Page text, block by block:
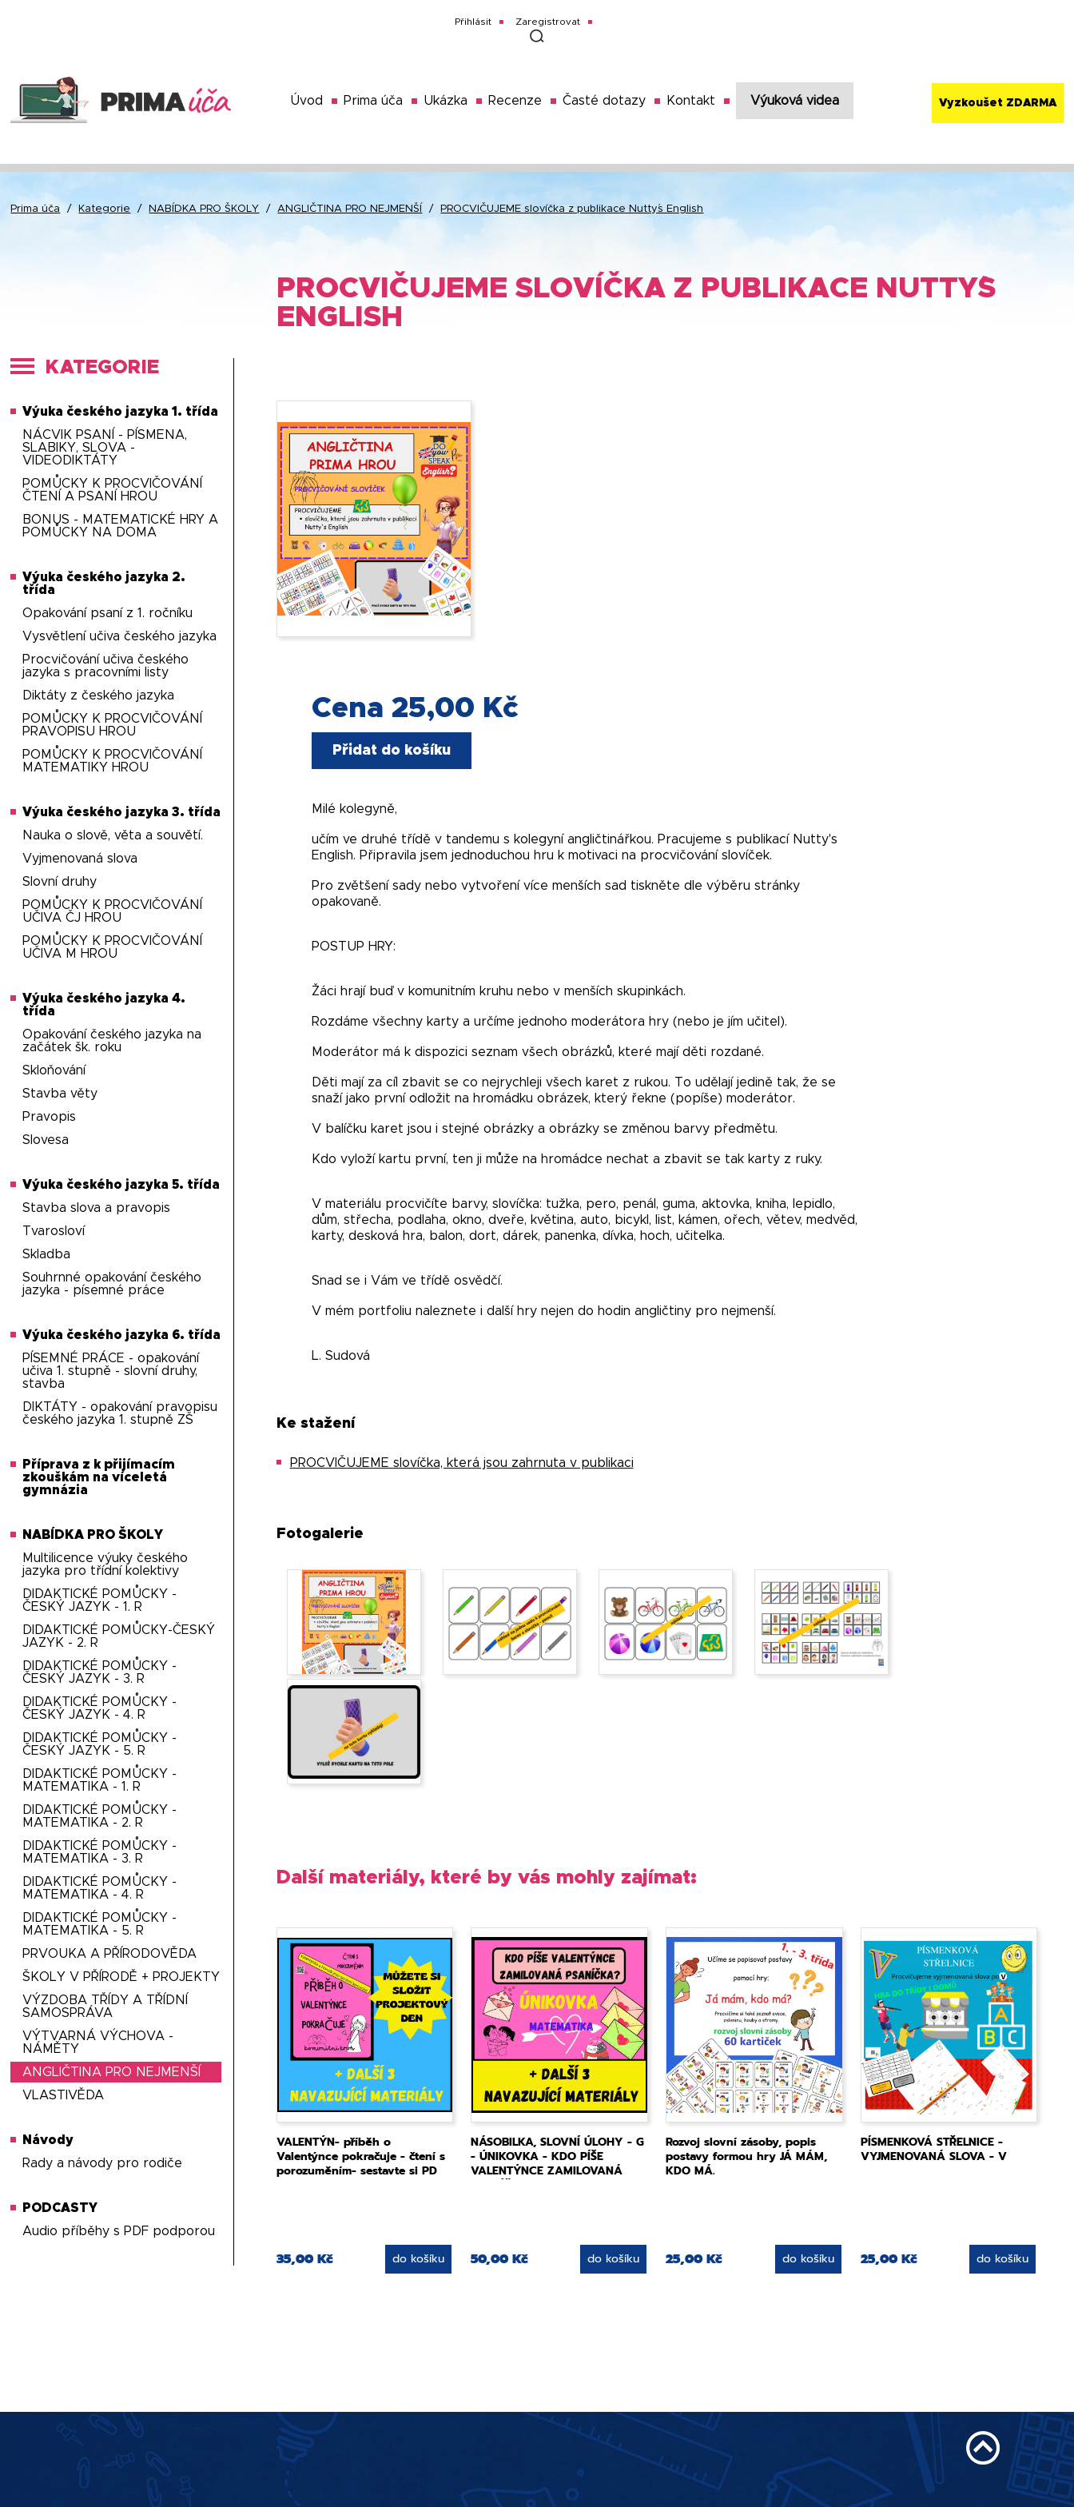
Přihlásit Zaregistrovat
Úvod Prima úča Ukázka Recenze Časté dotazy Kontakt Výuková videa Vyzkoušet ZDARMA
Prima úča / Kategorie / NABÍDKA PRO ŠKOLY / ANGLIČTINA PRO NEJMENŠÍ / PROCVIČUJEME slovíčka z publikace Nutty´s English
KATEGORIE
Výuka českého jazyka 1. třída
NÁCVIK PSANÍ - PÍSMENA,
SLABIKY, SLOVA -
VIDEODIKTÁTY
POMŮCKY K PROCVIČOVÁNÍ
ČTENÍ A PSANÍ HROU
BONUS - MATEMATICKÉ HRY A
POMŮCKY NA DOMA
Výuka českého jazyka 2.
třída
Opakování psaní z 1. ročníku
Vysvětlení učiva českého jazyka
Procvičování učiva českého
jazyka s pracovními listy
Diktáty z českého jazyka
POMŮCKY K PROCVIČOVÁNÍ
PRAVOPISU HROU
POMŮCKY K PROCVIČOVÁNÍ
MATEMATIKY HROU
Výuka českého jazyka 3. třída
Nauka o slově, věta a souvětí.
Vyjmenovaná slova
Slovní druhy
POMŮCKY K PROCVIČOVÁNÍ
UČIVA ČJ HROU
POMŮCKY K PROCVIČOVÁNÍ
UČIVA M HROU
Výuka českého jazyka 4.
třída
Opakování českého jazyka na
začátek šk. roku
Skloňování
Stavba věty
Pravopis
Slovesa
Výuka českého jazyka 5. třída
Stavba slova a pravopis
Tvarosloví
Skladba
Souhrnné opakování českého
jazyka - písemné práce
Výuka českého jazyka 6. třída
PÍSEMNÉ PRÁCE - opakování
učiva 1. stupně - slovní druhy,
stavba
DIKTÁTY - opakování pravopisu
českého jazyka 1. stupně ZŠ
Příprava z k přijímacím
zkouškám na víceletá
gymnázia
NABÍDKA PRO ŠKOLY
Multilicence výuky českého
jazyka pro třídní kolektivy
DIDAKTICKÉ POMŮCKY -
ČESKÝ JAZYK - 1. R
DIDAKTICKÉ POMŮCKY-ČESKÝ
JAZYK - 2. R
DIDAKTICKÉ POMŮCKY -
ČESKÝ JAZYK - 3. R
DIDAKTICKÉ POMŮCKY -
ČESKÝ JAZYK - 4. R
DIDAKTICKÉ POMŮCKY -
ČESKÝ JAZYK - 5. R
DIDAKTICKÉ POMŮCKY -
MATEMATIKA - 1. R
DIDAKTICKÉ POMŮCKY -
MATEMATIKA - 2. R
DIDAKTICKÉ POMŮCKY -
MATEMATIKA - 3. R
DIDAKTICKÉ POMŮCKY -
MATEMATIKA - 4. R
DIDAKTICKÉ POMŮCKY -
MATEMATIKA - 5. R
PRVOUKA A PŘÍRODOVĚDA
ŠKOLY V PŘÍRODĚ + PROJEKTY
VÝZDOBA TŘÍDY A TŘÍDNÍ
SAMOSPRÁVA
VÝTVARNÁ VÝCHOVA -
NÁMĚTY
ANGLIČTINA PRO NEJMENŠÍ
VLASTIVĚDA
Návody
Rady a návody pro rodiče
PODCASTY
Audio příběhy s PDF podporou
PROCVIČUJEME SLOVÍČKA Z PUBLIKACE NUTTY´S
ENGLISH
Cena 25,00 Kč
Přidat do košíku
Milé kolegyně,
učím ve druhé třídě v tandemu s kolegyní angličtinářkou. Pracujeme s publikací Nutty's
English. Připravila jsem jednoduchou hru k motivaci na procvičování slovíček.
Pro zvětšení sady nebo vytvoření více menších sad tiskněte dle výběru stránky
opakovaně.
POSTUP HRY:
Žáci hrají buď v komunitním kruhu nebo v menších skupinkách.
Rozdáme všechny karty a určíme jednoho moderátora hry (nebo je jím učitel).
Moderátor má k dispozici seznam všech obrázků, které mají děti rozdané.
Děti mají za cíl zbavit se co nejrychleji všech karet z rukou. To udělají jedině tak, že se
snaží jako první odložit na hromádku obrázek, který řekne (popíše) moderátor.
V balíčku karet jsou i stejné obrázky a obrázky se změnou barvy předmětu.
Kdo vyloží kartu první, ten ji může na hromádce nechat a zbavit se tak karty z ruky.
V materiálu procvičíte barvy, slovíčka: tužka, pero, penál, guma, aktovka, kniha, lepidlo,
dům, střecha, podlaha, okno, dveře, květina, auto, bicykl, list, kámen, ořech, větev, medvěd,
karty, desková hra, balon, dort, dárek, panenka, dívka, hoch, učitelka.
Snad se i Vám ve třídě osvědčí.
V mém portfoliu naleznete i další hry nejen do hodin angličtiny pro nejmenší.
L. Sudová
Ke stažení
PROCVIČUJEME slovíčka, která jsou zahrnuta v publikaci
Fotogalerie
Další materiály, které by vás mohly zajímat:
VALENTÝN- příběh o
Valentýnce pokračuje - čtení s
porozuměním- sestavte si PD
35,00 Kč do košíku
NÁSOBILKA, SLOVNÍ ÚLOHY - G
- ÚNIKOVKA - KDO PÍŠE
VALENTÝNCE ZAMILOVANÁ
50,00 Kč do košíku
Rozvoj slovní zásoby, popis
postavy formou hry JÁ MÁM,
KDO MÁ.
25,00 Kč do košíku
PÍSMENKOVÁ STŘELNICE -
VYJMENOVANÁ SLOVA - V
25,00 Kč do košíku